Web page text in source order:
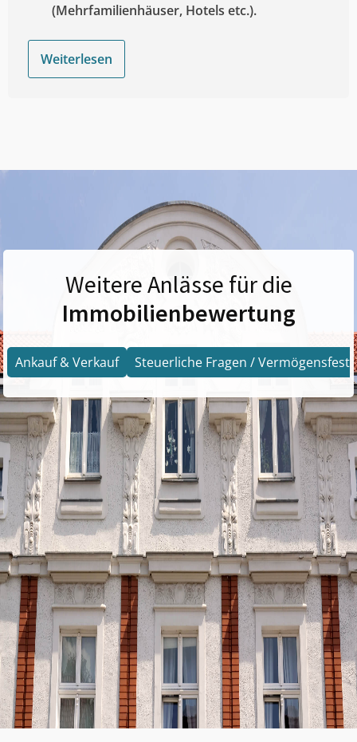
(Mehrfamilienhäuser, Hotels etc.).
Weiterlesen
Weitere Anlässe für die
Immobilienbewertung
Ankauf & Verkauf Steuerliche Fragen /